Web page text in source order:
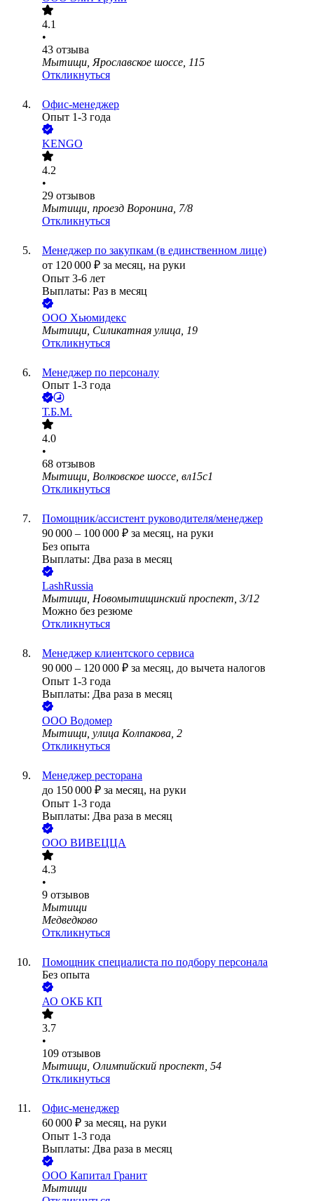
4.1
•
43 отзыва
Мытищи, Ярославское шоссе, 115
Откликнуться
Офис-менеджер
Опыт 1-3 года
KENGO
4.2
•
29 отзывов
Мытищи, проезд Воронина, 7/8
Откликнуться
Менеджер по закупкам (в единственном лице)
от 120 000 ₽ за месяц, на руки
Опыт 3-6 лет
Выплаты: Раз в месяц
ООО Хьюмидекс
Мытищи, Силикатная улица, 19
Откликнуться
Менеджер по персоналу
Опыт 1-3 года
Т.Б.М.
4.0
•
68 отзывов
Мытищи, Волковское шоссе, вл15с1
Откликнуться
Помощник/ассистент руководителя/менеджер
90 000 – 100 000 ₽ за месяц, на руки
Без опыта
Выплаты: Два раза в месяц
LashRussia
Мытищи, Новомытищинский проспект, 3/12
Можно без резюме
Откликнуться
Менеджер клиентского сервиса
90 000 – 120 000 ₽ за месяц, до вычета налогов
Опыт 1-3 года
Выплаты: Два раза в месяц
ООО Водомер
Мытищи, улица Колпакова, 2
Откликнуться
Менеджер ресторана
до 150 000 ₽ за месяц, на руки
Опыт 1-3 года
Выплаты: Два раза в месяц
ООО ВИВЕЦЦА
4.3
•
9 отзывов
Мытищи
Медведково
Откликнуться
Помощник специалиста по подбору персонала
Без опыта
АО ОКБ КП
3.7
•
109 отзывов
Мытищи, Олимпийский проспект, 54
Откликнуться
Офис-менеджер
60 000 ₽ за месяц, на руки
Опыт 1-3 года
Выплаты: Два раза в месяц
ООО Капитал Гранит
Мытищи